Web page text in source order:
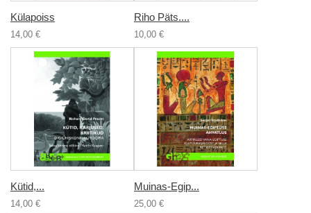
Külapoiss
14,00 €
Riho Päts....
10,00 €
Kütid,...
14,00 €
Muinas-Egip...
25,00 €